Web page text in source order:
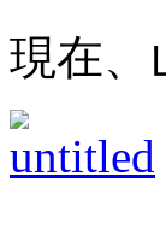
現在、